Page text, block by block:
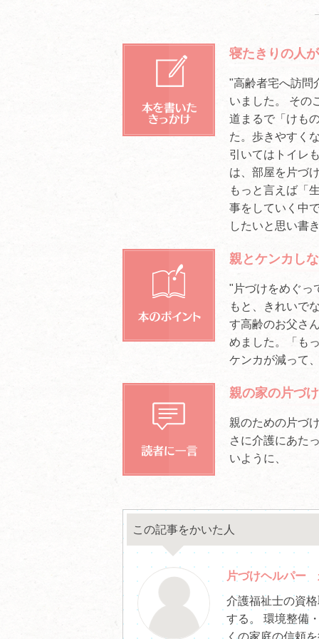
寝たきりの人
"高齢者宅へ訪問
いました。 その
道まるで「けも
た。歩きやすく
引いてはトイレ
は、部屋を片づ
もっと言えば「
事をしていく中
したいと思い書
親とケンカし
"片づけをめぐっ
もと、きれいで
す高齢のお父さ
めました。「も
ケンカが減って
親の家の片づけ
親のための片づ
さに介護にあた
いように、
この記事をかいた人
片づけヘルパー
介護福祉士の資
する。 環境整備
くの家庭の信頼